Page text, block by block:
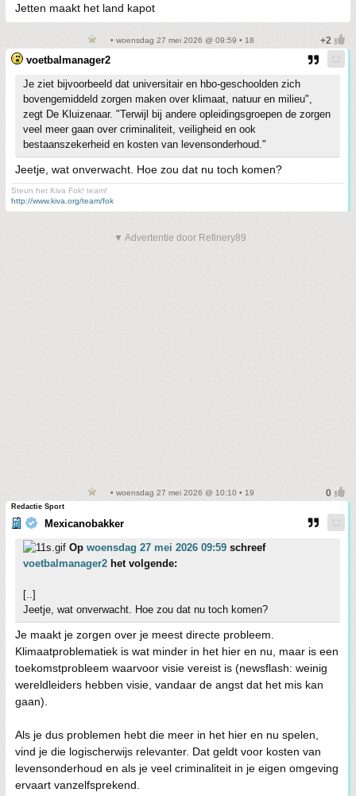
Jetten maakt het land kapot
• woensdag 27 mei 2026 @ 09:59 • 18
voetbalmanager2
Je ziet bijvoorbeeld dat universitair en hbo-geschoolden zich
bovengemiddeld zorgen maken over klimaat, natuur en milieu",
zegt De Kluizenaar. "Terwijl bij andere opleidingsgroepen de zorgen
veel meer gaan over criminaliteit, veiligheid en ook
bestaanszekerheid en kosten van levensonderhoud."
Jeetje, wat onverwacht. Hoe zou dat nu toch komen?
Steun het Kiva Fok! team!
http://www.kiva.org/team/fok
▼ Advertentie door Refinery89
• woensdag 27 mei 2026 @ 10:10 • 19
Redactie Sport
Mexicanobakker
Op woensdag 27 mei 2026 09:59 schreef
voetbalmanager2 het volgende:
[..]
Jeetje, wat onverwacht. Hoe zou dat nu toch komen?
Je maakt je zorgen over je meest directe probleem.
Klimaatproblematiek is wat minder in het hier en nu, maar is een
toekomstprobleem waarvoor visie vereist is (newsflash: weinig
wereldleiders hebben visie, vandaar de angst dat het mis kan
gaan).
Als je dus problemen hebt die meer in het hier en nu spelen,
vind je die logischerwijs relevanter. Dat geldt voor kosten van
levensonderhoud en als je veel criminaliteit in je eigen omgeving
ervaart vanzelfsprekend.